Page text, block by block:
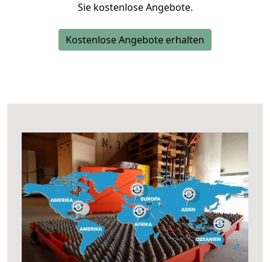
Sie kostenlose Angebote.
Kostenlose Angebote erhalten